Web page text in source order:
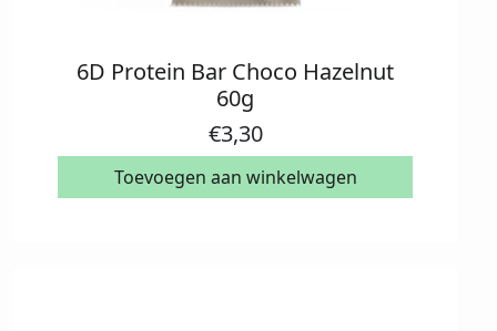
6D Protein Bar Choco Hazelnut
60g
€3,30
Toevoegen aan winkelwagen